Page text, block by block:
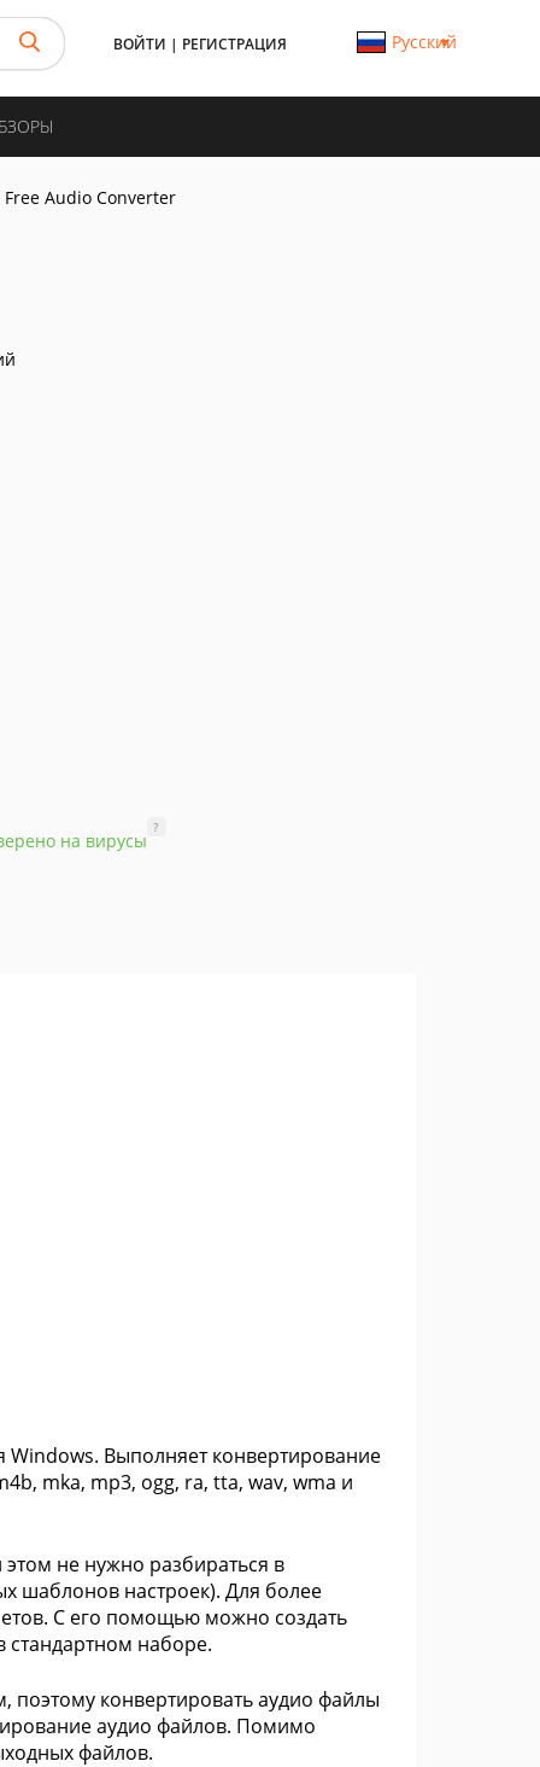
ВОЙТИ | РЕГИСТРАЦИЯ Русский
Free Audio Converter
на вирусы
?
Windows. Выполняет конвертирование
mka, mp3, ogg, ra, tta, wav, wma и
не нужно разбираться в
шаблонов настроек). Для более
С его помощью можно создать
стандартном наборе.
конвертировать аудио файлы
аудио файлов. Помимо
файлов.